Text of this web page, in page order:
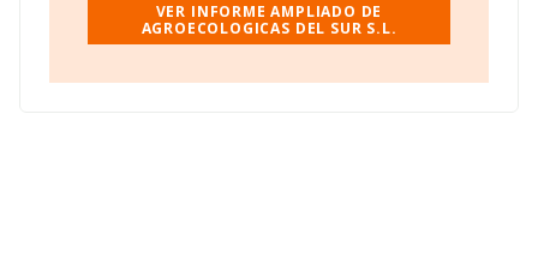
VER INFORME AMPLIADO DE
AGROECOLOGICAS DEL SUR S.L.